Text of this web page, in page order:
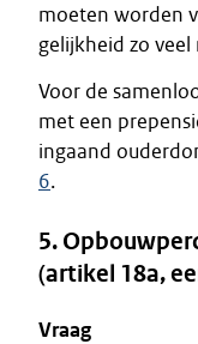
moeten worden
gelijkheid zo
Voor de
met een
ingaand
6.
5.
(artikel 18a,
Vraag